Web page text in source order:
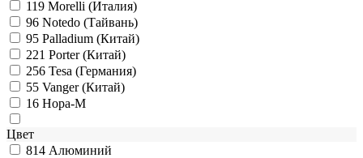
119 Morelli (Италия)
96 Notedo (Тайвань)
95 Palladium (Китай)
221 Porter (Китай)
256 Tesa (Германия)
55 Vanger (Китай)
16 Нора-М
Цвет
814 Алюминий